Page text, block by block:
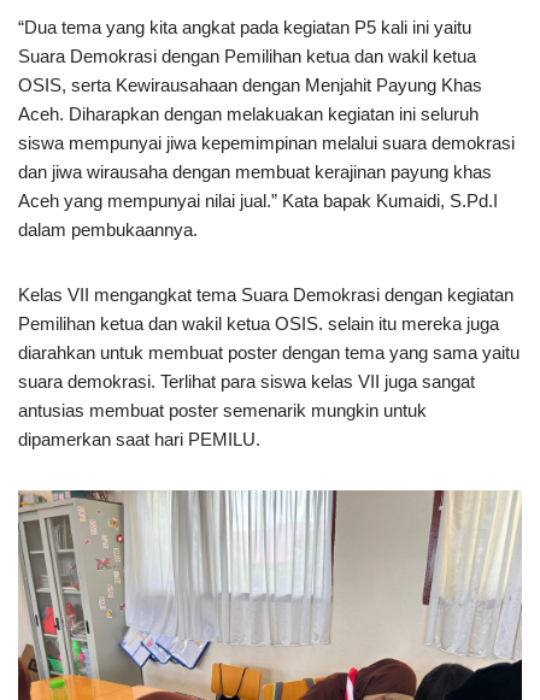
“Dua tema yang kita angkat pada kegiatan P5 kali ini yaitu
Suara Demokrasi dengan Pemilihan ketua dan wakil ketua
OSIS, serta Kewirausahaan dengan Menjahit Payung Khas
Aceh. Diharapkan dengan melakuakan kegiatan ini seluruh
siswa mempunyai jiwa kepemimpinan melalui suara demokrasi
dan jiwa wirausaha dengan membuat kerajinan payung khas
Aceh yang mempunyai nilai jual.” Kata bapak Kumaidi, S.Pd.I
dalam pembukaannya.
Kelas VII mengangkat tema Suara Demokrasi dengan kegiatan
Pemilihan ketua dan wakil ketua OSIS. selain itu mereka juga
diarahkan untuk membuat poster dengan tema yang sama yaitu
suara demokrasi. Terlihat para siswa kelas VII juga sangat
antusias membuat poster semenarik mungkin untuk
dipamerkan saat hari PEMILU.